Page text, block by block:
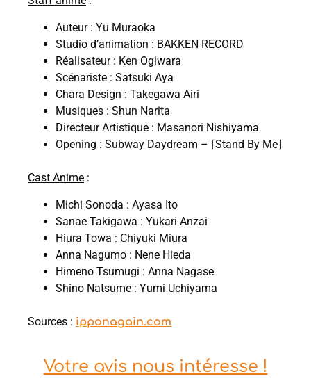
Auteur : Yu Muraoka
Studio d’animation : BAKKEN RECORD
Réalisateur : Ken Ogiwara
Scénariste : Satsuki Aya
Chara Design : Takegawa Airi
Musiques : Shun Narita
Directeur Artistique : Masanori Nishiyama
Opening : Subway Daydream – ⌈Stand By Me⌋
Cast Anime :
Michi Sonoda : Ayasa Ito
Sanae Takigawa : Yukari Anzai
Hiura Towa : Chiyuki Miura
Anna Nagumo : Nene Hieda
Himeno Tsumugi : Anna Nagase
Shino Natsume : Yumi Uchiyama
Sources : ipponagain.com
Votre avis nous intéresse !